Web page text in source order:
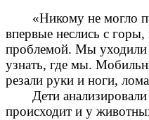
«Никому не могло
впервые неслись с
проблемой. Мы уходили
узнать, где мы.
резали руки и ноги,
Дети
происходит и у